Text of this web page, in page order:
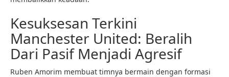
Kesuksesan Terkini
Manchester United: Beralih
Dari Pasif Menjadi Agresif
Ruben Amorim membuat timnya bermain dengan formasi